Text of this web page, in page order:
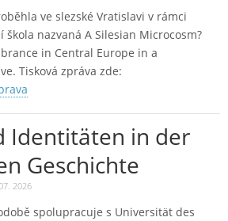
ve slezské Vratislavi v rámci
škola nazvaná A Silesian Microcosm?
in Central Europe in a
Tisková zpráva zde:
Identitäten in der
Geschichte
2026
spolupracuje s Universität des